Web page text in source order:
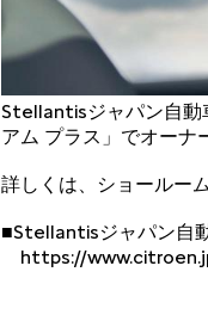
Stellantisジャパン自動
アム プラス」でオーナ
詳しくは、ショールー
■Stellantisジャパン自
https://